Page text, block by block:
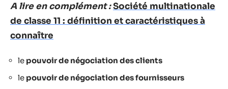
A lire en complément :Société multinationale
de classe 11 : définition et caractéristiques à
connaître
le pouvoir de négociation des clients
le pouvoir de négociation des fournisseurs